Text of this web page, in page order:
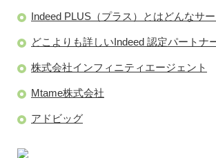
Indeed PLUS（プラス）とはどんなサー
どこよりも詳しいIndeed 認定パートナ
株式会社インフィニティエージェント
Mtame株式会社
アドビッグ